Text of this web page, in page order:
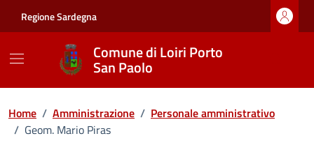
Regione Sardegna
Comune di Loiri Porto
San Paolo
Home / Amministrazione / Personale amministrativo
/ Geom. Mario Piras